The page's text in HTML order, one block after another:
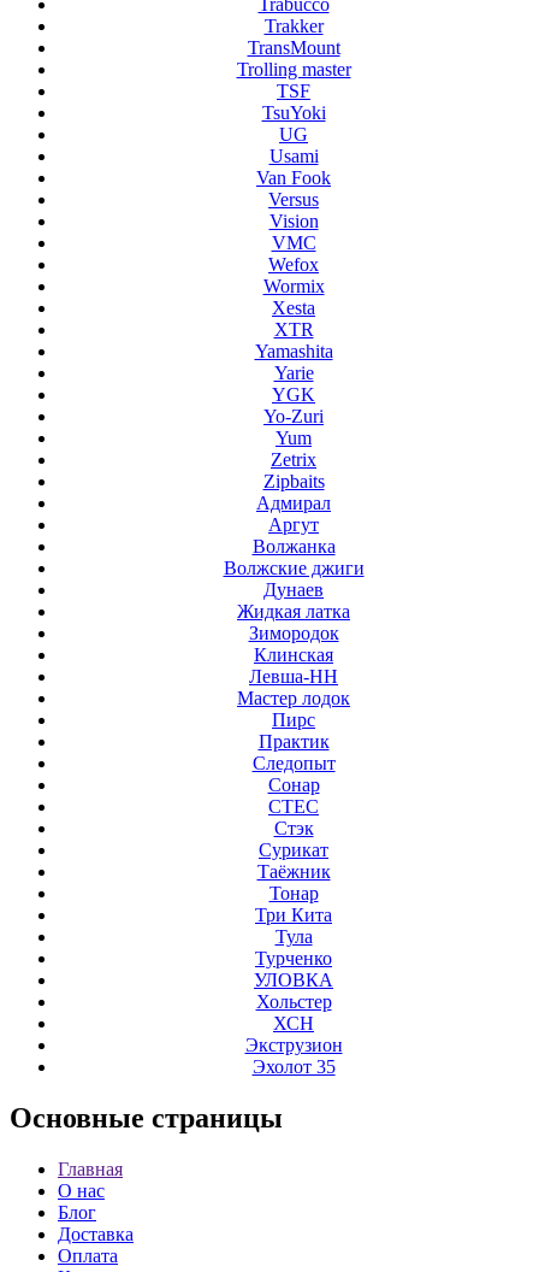
Trabucco
Trakker
TransMount
Trolling master
TSF
TsuYoki
UG
Usami
Van Fook
Versus
Vision
VMC
Wefox
Wormix
Xesta
XTR
Yamashita
Yarie
YGK
Yo-Zuri
Yum
Zetrix
Zipbaits
Адмирал
Аргут
Волжанка
Волжские джиги
Дунаев
Жидкая латка
Зимородок
Клинская
Левша-НН
Мастер лодок
Пирс
Практик
Следопыт
Сонар
СТЕС
Стэк
Сурикат
Таёжник
Тонар
Три Кита
Тула
Турченко
УЛОВКА
Хольстер
ХСН
Экструзион
Эхолот 35
Основные страницы
Главная
О нас
Блог
Доставка
Оплата